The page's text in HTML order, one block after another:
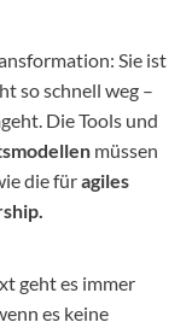
Sie ist
so schnell weg –
Die Tools und
müssen
die füragiles
geht es immer
es keine